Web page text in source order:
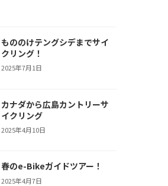
もののけテングシデまでサイ
クリング！
2025年7月1日
カナダから広島カントリーサ
イクリング
2025年4月10日
春のe-Bikeガイドツアー！
2025年4月7日